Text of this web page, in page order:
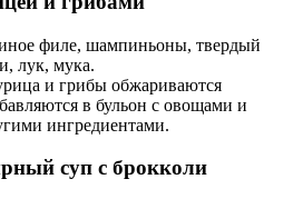
филе, шампиньоны, твердый
лук, мука.
и грибы обжариваются
в бульон с овощами и
ингредиентами.
суп с брокколи